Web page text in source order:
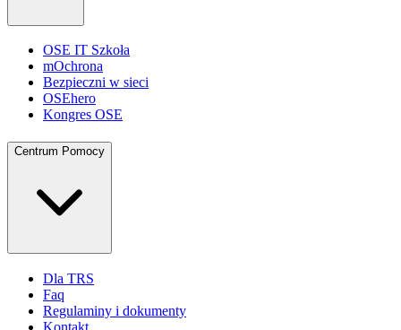
OSE IT Szkoła
mOchrona
Bezpieczni w sieci
OSEhero
Kongres OSE
Centrum Pomocy
Dla TRS
Faq
Regulaminy i dokumenty
Kontakt